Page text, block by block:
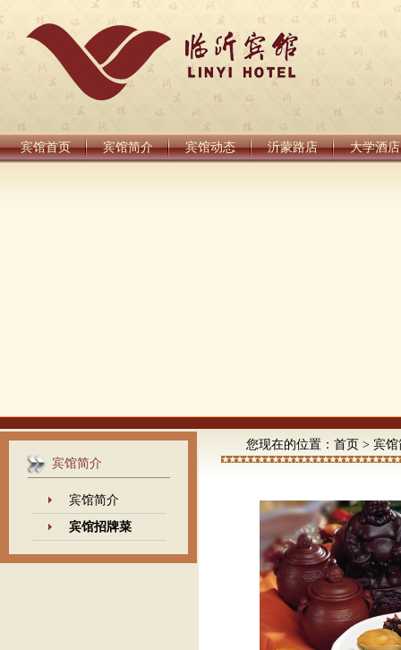
宾馆首页 宾馆简介 宾馆动态 沂蒙路店 大学酒店
宾馆简介
宾馆简介
宾馆招牌菜
您现在的位置： 首页 > 宾馆